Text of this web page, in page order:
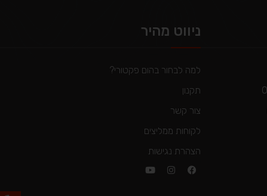
ניווט מהיר
למה לבחור בהום פקטורי?
תקנון
צור קשר
לקוחות ממליצים
הצהרת נגישות